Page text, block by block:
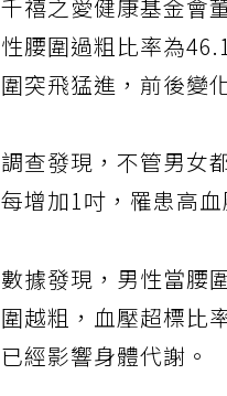
千禧之愛健康基金會
性腰圍過粗比率為
圍突飛猛進，前後變
調查發現，不管男女
每增加1吋，罹患高
數據發現，男性當腰
圍越粗，血壓超標比
已經影響身體代謝。